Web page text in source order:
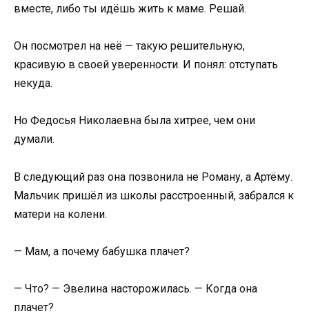
вместе, либо ты идёшь жить к маме. Решай.
Он посмотрел на неё — такую решительную,
красивую в своей уверенности. И понял: отступать
некуда.
Но Федосья Николаевна была хитрее, чем они
думали.
В следующий раз она позвонила не Роману, а Артёму.
Мальчик пришёл из школы расстроенный, забрался к
матери на колени.
— Мам, а почему бабушка плачет?
— Что? — Эвелина насторожилась. — Когда она
плачет?